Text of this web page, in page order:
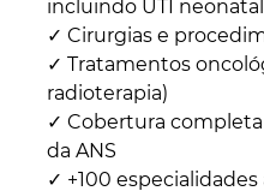
incluindo UTI neonatal
✓ Cirurgias e
✓ Tratamentos
radioterapia)
✓ Cobertura
da ANS
✓ +100 especialidades